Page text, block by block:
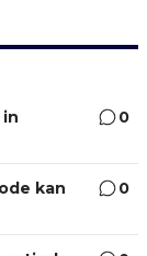
in
0
kan
0